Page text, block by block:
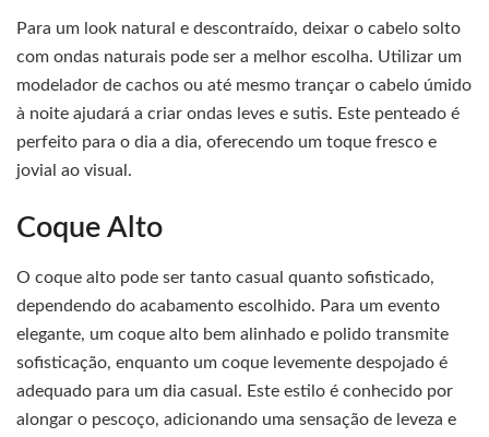
Para um look natural e descontraído, deixar o cabelo solto
com ondas naturais pode ser a melhor escolha. Utilizar um
modelador de cachos ou até mesmo trançar o cabelo úmido
à noite ajudará a criar ondas leves e sutis. Este penteado é
perfeito para o dia a dia, oferecendo um toque fresco e
jovial ao visual.
Coque Alto
O coque alto pode ser tanto casual quanto sofisticado,
dependendo do acabamento escolhido. Para um evento
elegante, um coque alto bem alinhado e polido transmite
sofisticação, enquanto um coque levemente despojado é
adequado para um dia casual. Este estilo é conhecido por
alongar o pescoço, adicionando uma sensação de leveza e